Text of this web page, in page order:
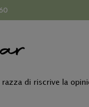
di riscrive la